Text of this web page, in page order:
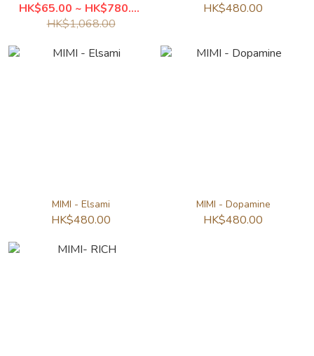
HK$65.00 ~ HK$780.00
HK$1,068.00
HK$480.00
MIMI - Elsami
HK$480.00
MIMI - Dopamine
HK$480.00